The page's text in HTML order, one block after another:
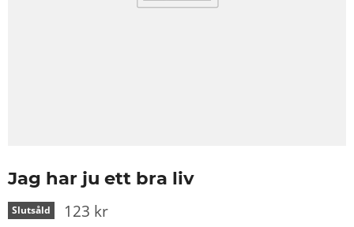
Jag har ju ett bra liv
Slutsåld 123 kr